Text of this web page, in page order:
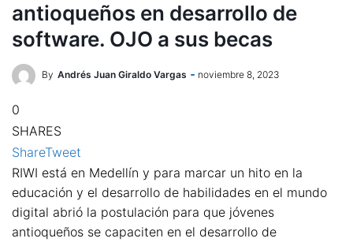
antioqueños en desarrollo de
software. OJO a sus becas
By Andrés Juan Giraldo Vargas noviembre 8, 2023
0
SHARES
ShareTweet
RIWI está en Medellín y para marcar un hito en la
educación y el desarrollo de habilidades en el mundo
digital abrió la postulación para que jóvenes
antioqueños se capaciten en el desarrollo de